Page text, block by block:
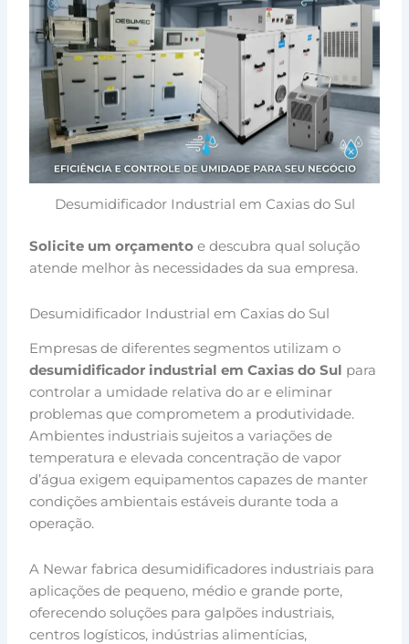
Desumidificador Industrial em Caxias do Sul
Solicite um orçamento e descubra qual solução
atende melhor às necessidades da sua empresa.
Desumidificador Industrial em Caxias do Sul
Empresas de diferentes segmentos utilizam o
desumidificador industrial em Caxias do Sul para
controlar a umidade relativa do ar e eliminar
problemas que comprometem a produtividade.
Ambientes industriais sujeitos a variações de
temperatura e elevada concentração de vapor
d’água exigem equipamentos capazes de manter
condições ambientais estáveis durante toda a
operação.
A Newar fabrica desumidificadores industriais para
aplicações de pequeno, médio e grande porte,
oferecendo soluções para galpões industriais,
centros logísticos, indústrias alimentícias,